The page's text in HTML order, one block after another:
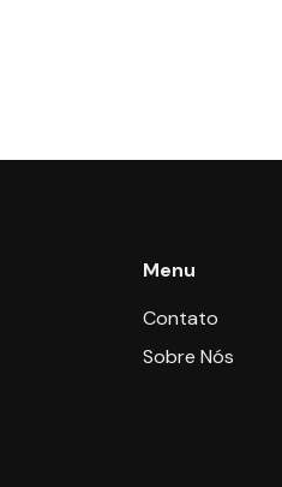
Menu
Contato
Sobre Nós